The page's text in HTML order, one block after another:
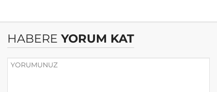
HABERE YORUM KAT